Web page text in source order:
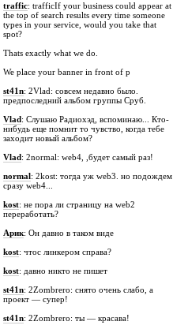
traffic: trafficIf your business could appear at
the top of search results every time someone
types in your service, would you take that
spot?
Thats exactly what we do.
We place your banner in front of p
st41n: 2Vlad: совсем недавно было.
предпоследний альбом группы Сруб.
Vlad: Слушаю Радиохэд, вспоминаю... Кто-
нибудь еще помнит то чувство, когда тебе
заходит новый альбом?
Vlad: 2normal: web4, ,будет самый раз!
normal: 2kost: тогда уж web3. но подождем
сразу web4...
kost: не пора ли страницу на web2
переработать?
Арик: Он давно в таком виде
kost: чтос линкером справа?
kost: давно никто не пишет
st41n: 2Zombrero: снято очень слабо, а
проект — супер!
st41n: 2Zombrero: ты — красава!